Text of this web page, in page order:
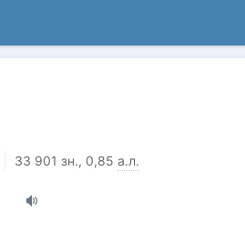
33 901 зн., 0,85 а.л.